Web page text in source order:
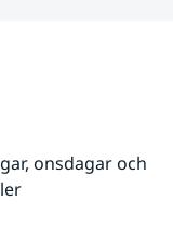
onsdagar och